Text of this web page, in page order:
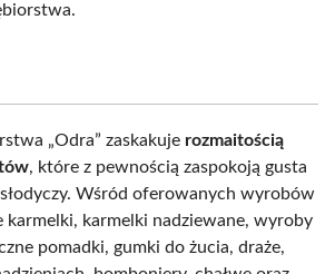
„Odra” zaskakuje rozmaitością
, które z pewnością zaspokoją gusta
słodyczy. Wśród oferowanych wyrobów
karmelki, karmelki nadziewane, wyroby
pomadki, gumki do żucia, draże,